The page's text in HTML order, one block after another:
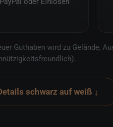
Guthaben wird zu Gelände,
schwarz auf weiß ↓